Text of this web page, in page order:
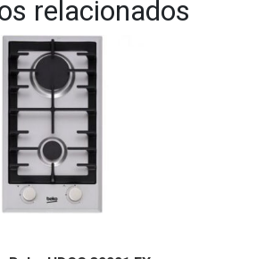
relacionados